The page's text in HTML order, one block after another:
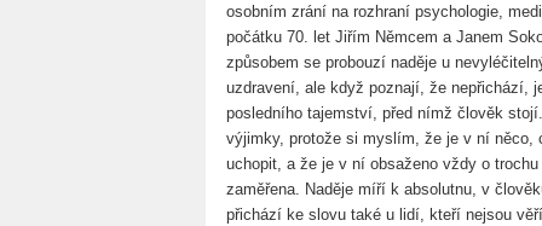
osobním zrání na rozhraní psychologie,
počátku 70. let Jiřím Němcem a Janem
způsobem se probouzí naděje u
uzdravení, ale když poznají, že nepřichází,
posledního tajemství, před nímž člověk
výjimky, protože si myslím, že je v ní něco,
uchopit, a že je v ní obsaženo vždy o
zaměřena. Naděje míří k absolutnu, v
přichází ke slovu také u lidí, kteří nejsou